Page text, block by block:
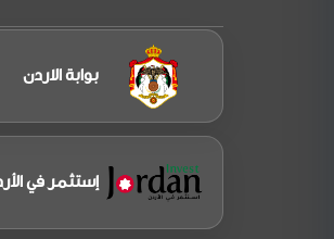
بوابة الاردن
إستثمر في